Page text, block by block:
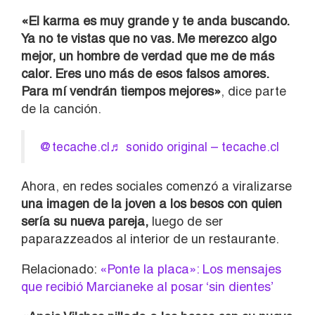
«El karma es muy grande y te anda buscando.
Ya no te vistas que no vas. Me merezco algo
mejor, un hombre de verdad que me de más
calor. Eres uno más de esos falsos amores.
Para mí vendrán tiempos mejores», dice parte
de la canción.
@tecache.cl♬ sonido original – tecache.cl
Ahora, en redes sociales comenzó a viralizarse
una imagen de la joven a los besos con quien
sería su nueva pareja, luego de ser
paparazzeados al interior de un restaurante.
Relacionado: «Ponte la placa»: Los mensajes
que recibió Marcianeke al posar ‘sin dientes’